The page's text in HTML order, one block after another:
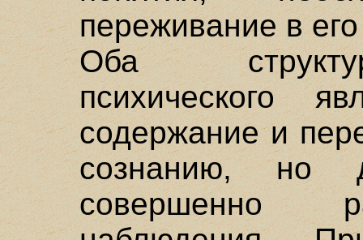
переживание в
Оба
психического
содержание и
сознанию, но
совершенно